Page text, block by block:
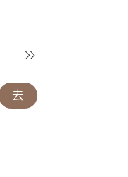
下一頁
去